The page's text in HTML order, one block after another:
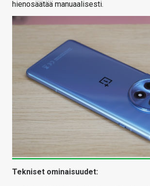
hienosäätää manuaalisesti.
Tekniset ominaisuudet: